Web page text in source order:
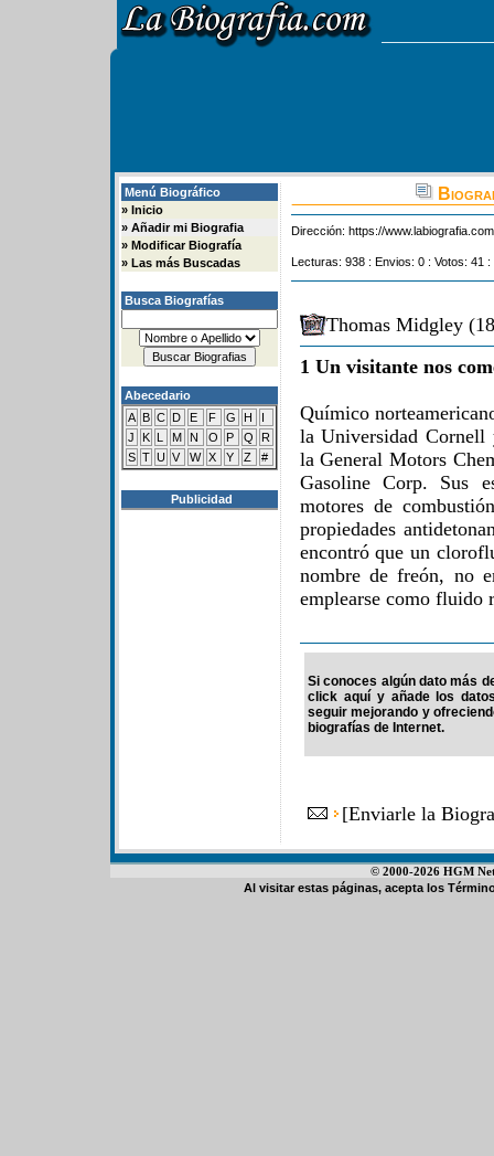
Menú Biográfico
» Inicio
» Añadir mi Biografia
» Modificar Biografía
» Las más Buscadas
Busca Biografías
Abecedario
A B C D E F G H
I
J
K L M N O P Q
R
S T U V W X Y Z #
Publicidad
Dirección: https://
Lecturas: 938 : Envios: 0 : Votos: 41
Thomas Midgley
1 Un visitante nos
Químico
la Universidad Cornell
la General Motors
Gasoline Corp. Sus
motores de
propiedades
encontró que un
nombre de freón, no
emplearse como fluido
Si conoces algún dato más
click aquí y añade los
seguir mejorando y
biografías de Internet.
[Enviarle la
© 2000-2026 HGM
Al visitar estas páginas, acepta los